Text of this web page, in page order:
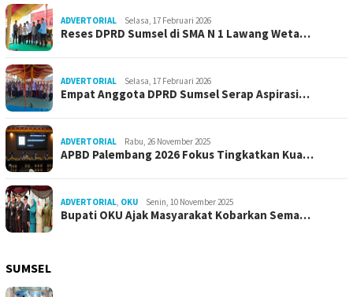
ADVERTORIAL Selasa, 17 Februari 2026
Reses DPRD Sumsel di SMA N 1 Lawang Weta…
ADVERTORIAL Selasa, 17 Februari 2026
Empat Anggota DPRD Sumsel Serap Aspirasi…
ADVERTORIAL Rabu, 26 November 2025
APBD Palembang 2026 Fokus Tingkatkan Kua…
ADVERTORIAL, OKU Senin, 10 November 2025
Bupati OKU Ajak Masyarakat Kobarkan Sema…
SUMSEL